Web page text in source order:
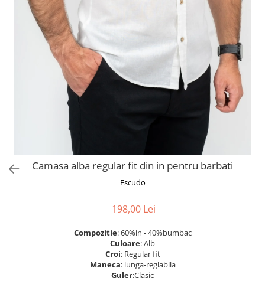
Camasa alba regular fit din in pentru barbati
Escudo
198,00 Lei
Compozitie: 60%in - 40%bumbac
Culoare: Alb
Croi: Regular fit
Maneca: lunga-reglabila
Guler:Clasic